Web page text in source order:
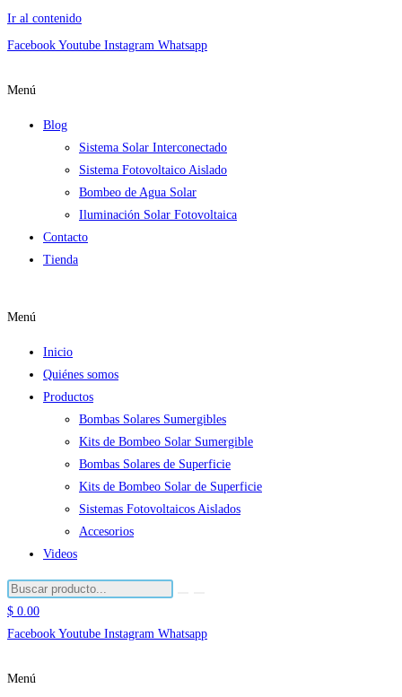
Ir al contenido
Facebook Youtube Instagram Whatsapp
Menú
Blog
Sistema Solar Interconectado
Sistema Fotovoltaico Aislado
Bombeo de Agua Solar
Iluminación Solar Fotovoltaica
Contacto
Tienda
Menú
Inicio
Quiénes somos
Productos
Bombas Solares Sumergibles
Kits de Bombeo Solar Sumergible
Bombas Solares de Superficie
Kits de Bombeo Solar de Superficie
Sistemas Fotovoltaicos Aislados
Accesorios
Videos
$ 0.00
Facebook Youtube Instagram Whatsapp
Menú